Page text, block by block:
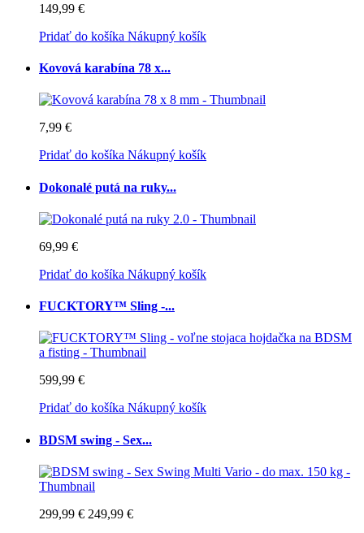
149,99 €
Pridať do košíka Nákupný košík
Kovová karabína 78 x...
7,99 €
Pridať do košíka Nákupný košík
Dokonalé putá na ruky...
69,99 €
Pridať do košíka Nákupný košík
FUCKTORY™ Sling -...
599,99 €
Pridať do košíka Nákupný košík
BDSM swing - Sex...
299,99 € 249,99 €